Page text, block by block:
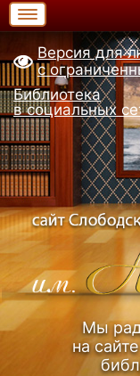
Версия для
с
Библиотека
в социальных
Мы
на